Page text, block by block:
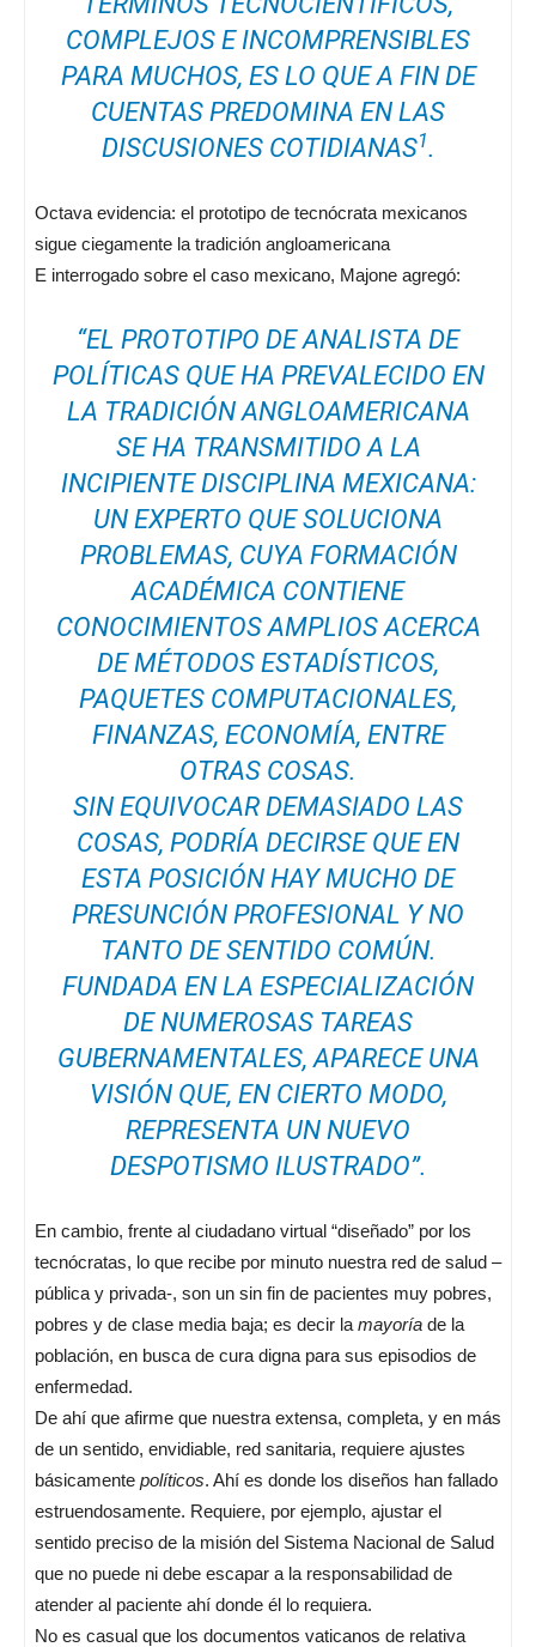
COMPLEJOS E INCOMPRENSIBLES
PARA MUCHOS, ES LO QUE A FIN DE
CUENTAS PREDOMINA EN LAS
DISCUSIONES COTIDIANAS1.
Octava evidencia: el prototipo de tecnócrata mexicanos
sigue ciegamente la tradición angloamericana
E interrogado sobre el caso mexicano, Majone agregó:
“EL PROTOTIPO DE ANALISTA DE
POLÍTICAS QUE HA PREVALECIDO EN
LA TRADICIÓN ANGLOAMERICANA
SE HA TRANSMITIDO A LA
INCIPIENTE DISCIPLINA MEXICANA:
UN EXPERTO QUE SOLUCIONA
PROBLEMAS, CUYA FORMACIÓN
ACADÉMICA CONTIENE
CONOCIMIENTOS AMPLIOS ACERCA
DE MÉTODOS ESTADÍSTICOS,
PAQUETES COMPUTACIONALES,
FINANZAS, ECONOMÍA, ENTRE
OTRAS COSAS.
SIN EQUIVOCAR DEMASIADO LAS
COSAS, PODRÍA DECIRSE QUE EN
ESTA POSICIÓN HAY MUCHO DE
PRESUNCIÓN PROFESIONAL Y NO
TANTO DE SENTIDO COMÚN.
FUNDADA EN LA ESPECIALIZACIÓN
DE NUMEROSAS TAREAS
GUBERNAMENTALES, APARECE UNA
VISIÓN QUE, EN CIERTO MODO,
REPRESENTA UN NUEVO
DESPOTISMO ILUSTRADO”.
En cambio, frente al ciudadano virtual “diseñado” por los
tecnócratas, lo que recibe por minuto nuestra red de salud –
pública y privada-, son un sin fin de pacientes muy pobres,
pobres y de clase media baja; es decir la mayoría de la
población, en busca de cura digna para sus episodios de
enfermedad.
De ahí que afirme que nuestra extensa, completa, y en más
de un sentido, envidiable, red sanitaria, requiere ajustes
básicamente políticos. Ahí es donde los diseños han fallado
estruendosamente. Requiere, por ejemplo, ajustar el
sentido preciso de la misión del Sistema Nacional de Salud
que no puede ni debe escapar a la responsabilidad de
atender al paciente ahí donde él lo requiera.
No es casual que los documentos vaticanos de relativa